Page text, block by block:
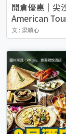
開倉優惠｜尖
American
文 : 梁穎心